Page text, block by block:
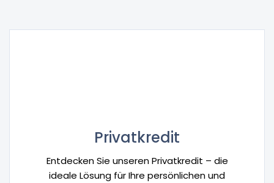
Privatkredit
Entdecken Sie unseren Privatkredit – die
ideale Lösung für Ihre persönlichen und